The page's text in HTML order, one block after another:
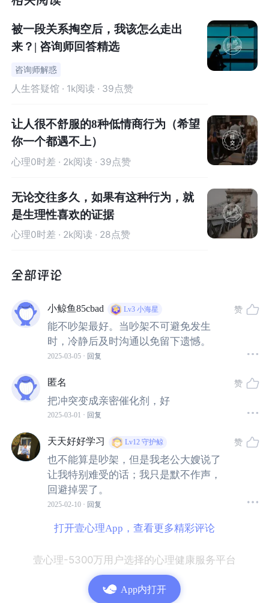
在引发争吵的可能性，于是大家都选择了“忍气吞声”。
但这种隐忍，并不会让我们的“不满”消失，它以一种我们看
不见的方式积攒着，直到到达临界点，像鞭炮的引线一触
即发。
02
一桶醪糟引发的"亲情战争"
今年回家过年，我也和幺爸争吵了几番，就聊聊离开老家
的那天早上的事儿吧。
事情起因是这样的：
初五一早，我和二哥要离开老家，走之前，幺爸让我带些
醪糟回单位。
打开幺爸辛苦蒸好的，醪糟的甜酸味混着晨雾扑面而来。
二哥舀醪糟的铝勺碰得玻璃瓶叮当响："难得回来，多装
点！"本来只想要半瓶的我，看着满满一瓶，只好闭上了
谢咨询师姐姐！
师姐姐！
被一段关系掏空后，我该怎么走出
来？| 咨询师回答精选
咨询师解惑
人生答疑馆 · 1k阅读 · 39点赞
让人很不舒服的8种低情商行为（希望
你一个都遇不上）
心理0时差 · 2k阅读 · 39点赞
无论交往多久，如果有这种行为，就
是生理性喜欢的证据
心理0时差 · 2k阅读 · 28点赞
小鲸鱼85cbad Lv3 小海星
能不吵架最好。当吵架不可避免发生
时，冷静后及时沟通以免留下遗憾。
2025-03-05 · 回复
赞
匿名
把冲突变成亲密催化剂，好
2025-03-01 · 回复
赞
天天好好学习 Lv12 守护鲸
也不能算是吵架，但是我老公大嫂说了
让我特别难受的话；我只是默不作声，
回避掉罢了。
2025-02-10 · 回复
赞
打开壹心理App，查看更多精彩评论
壹心理-5300万用户选择的心理健康服务平台
App内打开